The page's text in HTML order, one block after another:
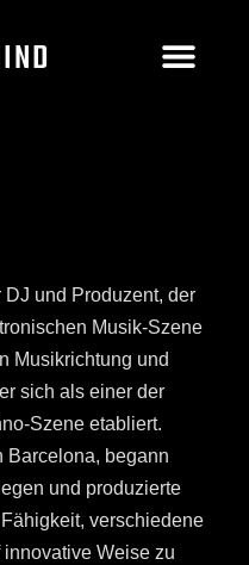
und Produzent, der
Musik-Szene
Musikrichtung und
sich als einer der
Szene etabliert.
Barcelona, begann
und produzierte
verschiedene
Weise zu